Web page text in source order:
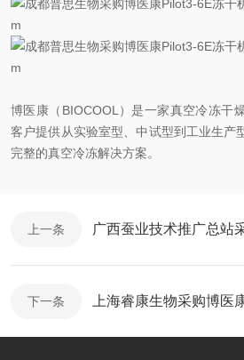
博医康（BIOCOOL）是一家真空冷冻干
客户提供从实验室型、中试型到工业生产
完整的真空冷冻解决方案。
上一条
下一条 上海睿康生物采购博医